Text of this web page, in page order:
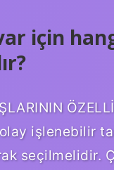
için
işlenebilir
seçilmelidir.